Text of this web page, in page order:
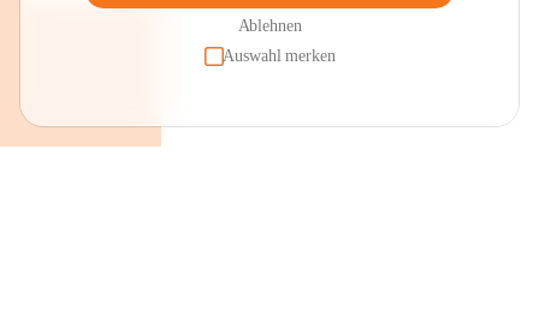
Ablehnen
Auswahl merken